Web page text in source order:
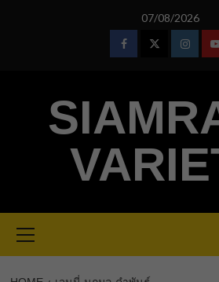
07/08/2026
FacebookTwitter
Menu